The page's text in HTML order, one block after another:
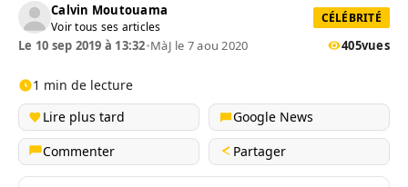
Calvin Moutouama
Voir tous ses articles
CÉLÉBRITÉ
Le 10 sep 2019 à 13:32•MàJ le 7 aou 2020 405vues
1 min de lecture
Lire plus tard
Google News
Commenter
Partager